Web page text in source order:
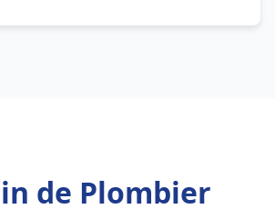
de Plombier